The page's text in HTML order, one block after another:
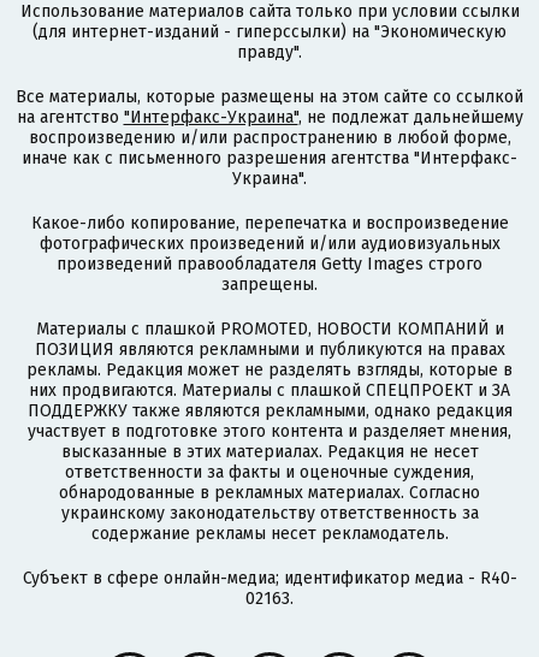
Использование материалов сайта только при условии ссылки
(для интернет-изданий - гиперссылки) на "Экономическую
правду".
Все материалы, которые размещены на этом сайте со ссылкой
на агентство "Интерфакс-Украина", не подлежат дальнейшему
воспроизведению и/или распространению в любой форме,
иначе как с письменного разрешения агентства "Интерфакс-
Украина".
Какое-либо копирование, перепечатка и воспроизведение
фотографических произведений и/или аудиовизуальных
произведений правообладателя Getty Images строго
запрещены.
Материалы с плашкой PROMOTED, НОВОСТИ КОМПАНИЙ и
ПОЗИЦИЯ являются рекламными и публикуются на правах
рекламы. Редакция может не разделять взгляды, которые в
них продвигаются. Материалы с плашкой СПЕЦПРОЕКТ и ЗА
ПОДДЕРЖКУ также являются рекламными, однако редакция
участвует в подготовке этого контента и разделяет мнения,
высказанные в этих материалах. Редакция не несет
ответственности за факты и оценочные суждения,
обнародованные в рекламных материалах. Согласно
украинскому законодательству ответственность за
содержание рекламы несет рекламодатель.
Субъект в сфере онлайн-медиа; идентификатор медиа - R40-
02163.